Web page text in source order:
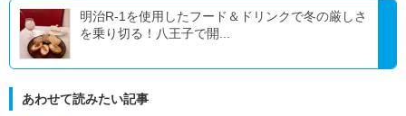
明治R-1を使用したフード＆ドリンクで冬の厳しさ
を乗り切る！八王子で開...
あわせて読みたい記事